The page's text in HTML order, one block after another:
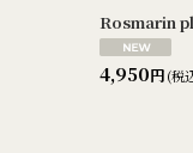
Rosmarin
4,950円(税